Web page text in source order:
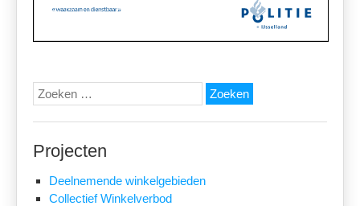
Zoeken
naar:
Projecten
Deelnemende winkelgebieden
Collectief Winkelverbod